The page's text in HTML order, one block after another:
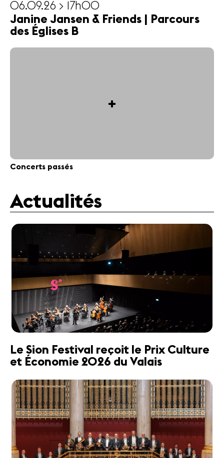
06.09.26 > 17h00
Janine Jansen & Friends | Parcours
des Églises B
+
Concerts passés
Actualités
Le Sion Festival reçoit le Prix Culture
et Économie 2026 du Valais